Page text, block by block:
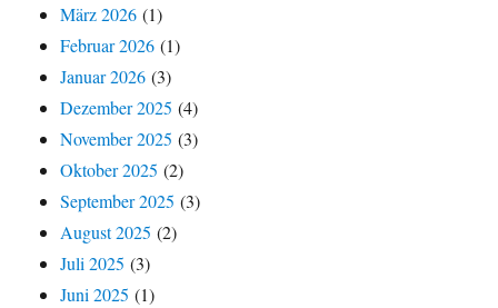
März 2026 (1)
Februar 2026 (1)
Januar 2026 (3)
Dezember 2025 (4)
November 2025 (3)
Oktober 2025 (2)
September 2025 (3)
August 2025 (2)
Juli 2025 (3)
Juni 2025 (1)